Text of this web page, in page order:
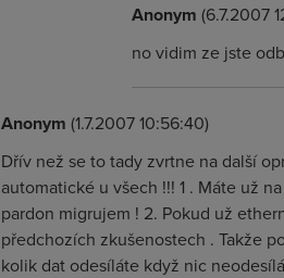
Anonym (6.7.2007
no vidim ze jste
Anonym (1.7.2007 10:56:40)
Dřív než se to tady zvrtne na další
automatické u všech !!! 1 . Máte už
pardon migrujem ! 2. Pokud už
předchozích zkušenostech . Takže
kolik dat odesíláte když nic